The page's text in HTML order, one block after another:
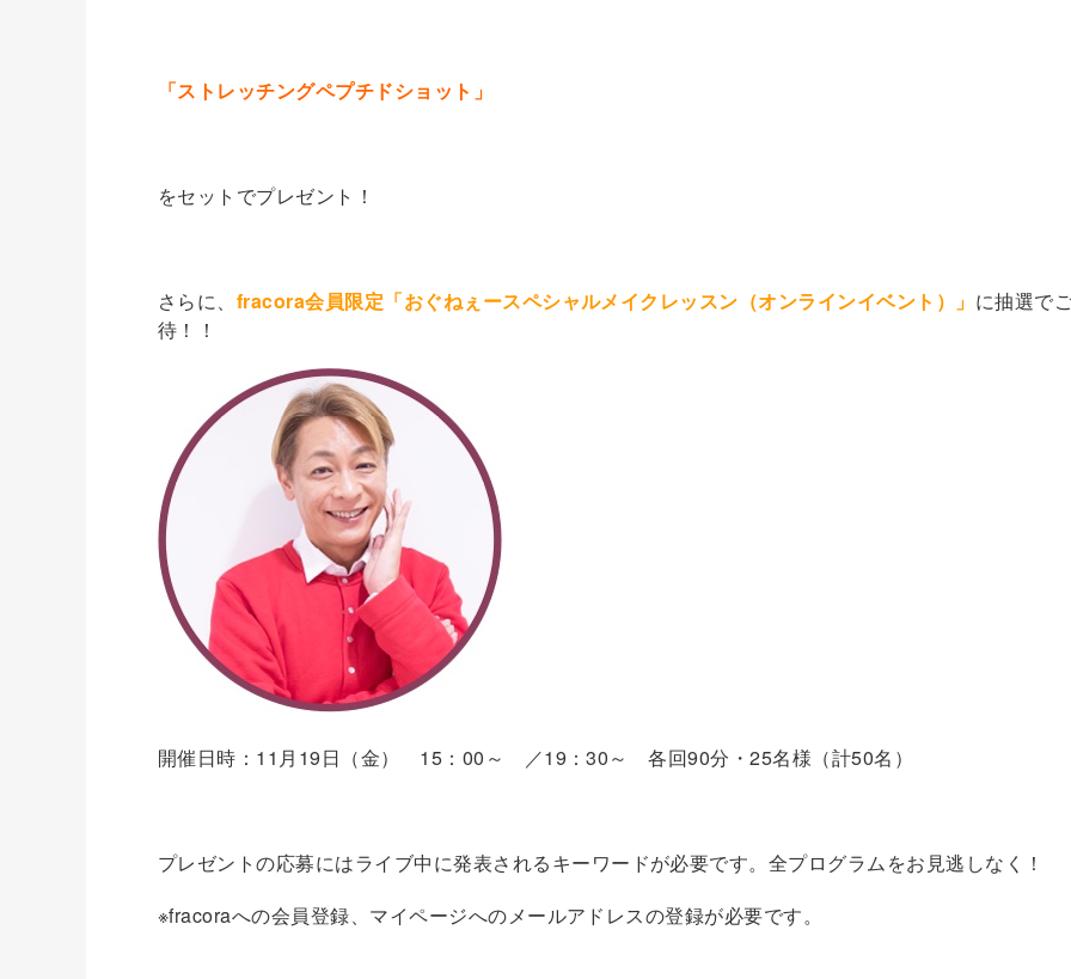
「ストレッチングペプチドショット」
をセットでプレゼント！
さらに、 fracora会員限定 「おぐねぇースペシャルメイクレッスン（オンラインイベント） 」 に抽選で
待！！
開催日時：11月19日（金） 15：00～ ／19：30～ 各回90分・25名様（計50名）
プレゼントの応募にはライブ中に発表されるキーワードが必要です。全プログラムをお見逃しなく！
※fracoraへの会員登録、マイページへのメールアドレスの登録が必要です。